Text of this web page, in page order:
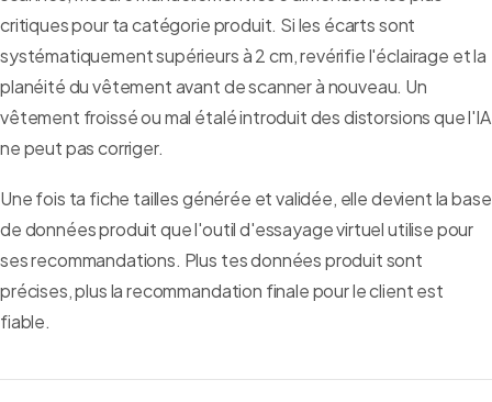
critiques pour ta catégorie produit. Si les écarts sont
systématiquement supérieurs à 2 cm, revérifie l'éclairage et la
planéité du vêtement avant de scanner à nouveau. Un
vêtement froissé ou mal étalé introduit des distorsions que l'IA
ne peut pas corriger.
Une fois ta fiche tailles générée et validée, elle devient la base
de données produit que l'outil d'essayage virtuel utilise pour
ses recommandations. Plus tes données produit sont
précises, plus la recommandation finale pour le client est
fiable.